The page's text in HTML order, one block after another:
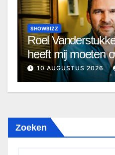
SHOWBIZZ
Roel
heeft mij moeten
10 AUGUSTUS 2026
Zoeken